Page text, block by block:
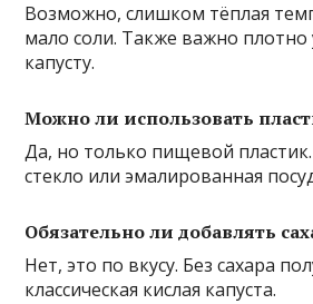
Возможно, слишком тёплая
мало соли. Также важно плотно
капусту.
Можно ли использовать
Да, но только пищевой
стекло или эмалированная
Обязательно ли добавлять
Нет, это по вкусу. Без сахара
классическая кислая капуста.